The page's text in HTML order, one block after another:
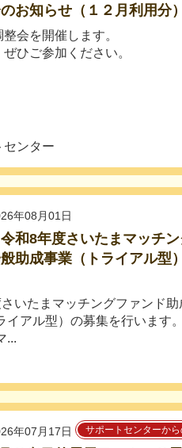
お知らせ（１２月利用分）
会を開催します。
ひご参加ください。
センター
年08月01日
令和8年度さいたまマッチ
助成事業（トライアル型
いたまマッチングファンド
イアル型）の募集を行います。
...
年07月17日 サポートセンターか